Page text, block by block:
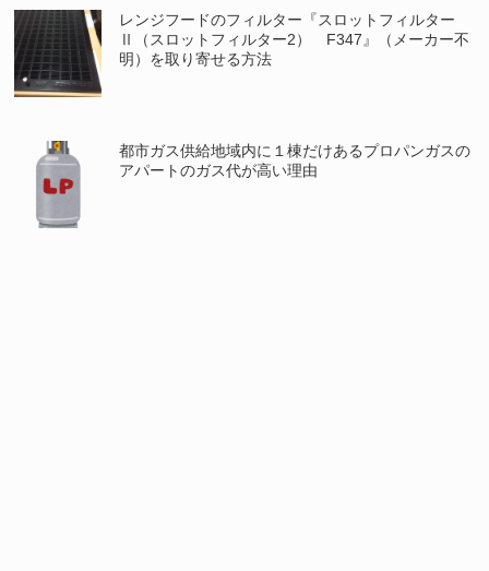
レンジフードのフィルター『スロットフィルター
Ⅱ（スロットフィルター2） F347』（メーカー不
明）を取り寄せる方法
都市ガス供給地域内に１棟だけあるプロパンガスの
アパートのガス代が高い理由